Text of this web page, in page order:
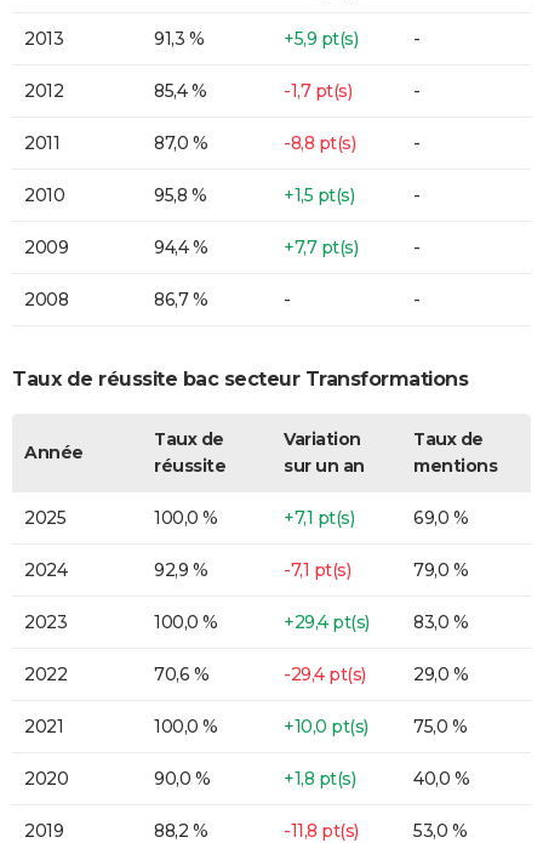
2013 91,3 % +5,9 pt(s) -
2012 85,4 % -1,7 pt(s) -
2011 87,0 % -8,8 pt(s) -
2010 95,8 % +1,5 pt(s) -
2009 94,4 % +7,7 pt(s) -
2008 86,7 % - -
Taux de réussite bac secteur Transformations
Année
Taux de
réussite
Variation
sur un an
Taux de
mentions
2025 100,0 % +7,1 pt(s) 69,0 %
2024 92,9 % -7,1 pt(s) 79,0 %
2023 100,0 % +29,4 pt(s) 83,0 %
2022 70,6 % -29,4 pt(s) 29,0 %
2021 100,0 % +10,0 pt(s) 75,0 %
2020 90,0 % +1,8 pt(s) 40,0 %
2019 88,2 % -11,8 pt(s) 53,0 %